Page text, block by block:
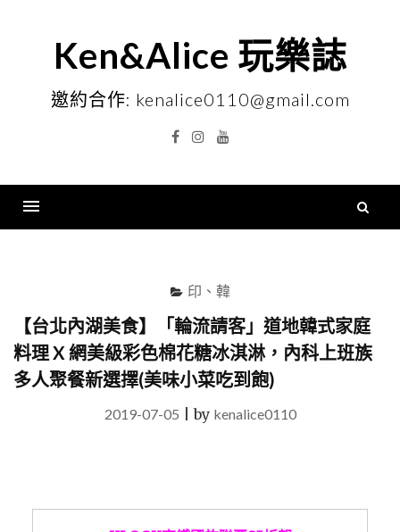
Ken&Alice 玩樂誌
邀約合作: kenalice0110@gmail.com
FacebookInstagramYouTube
印、韓
【台北內湖美食】「輪流請客」道地韓式家庭
料理 X 網美級彩色棉花糖冰淇淋，內科上班族
多人聚餐新選擇(美味小菜吃到飽)
2019-07-05 |by kenalice0110